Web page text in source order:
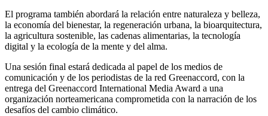
El programa también abordará la relación entre naturaleza y belleza,
la economía del bienestar, la regeneración urbana, la bioarquitectura,
la agricultura sostenible, las cadenas alimentarias, la tecnología
digital y la ecología de la mente y del alma.
Una sesión final estará dedicada al papel de los medios de
comunicación y de los periodistas de la red Greenaccord, con la
entrega del Greenaccord International Media Award a una
organización norteamericana comprometida con la narración de los
desafíos del cambio climático.